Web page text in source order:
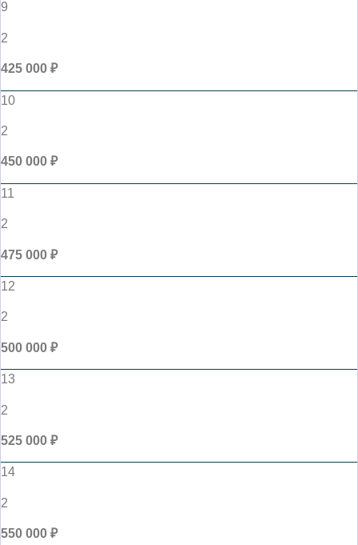
9
2
425 000 ₽
10
2
450 000 ₽
11
2
475 000 ₽
12
2
500 000 ₽
13
2
525 000 ₽
14
2
550 000 ₽